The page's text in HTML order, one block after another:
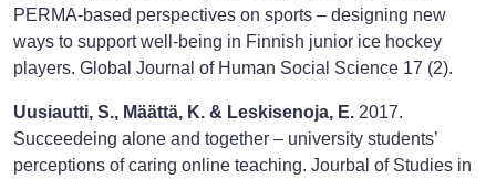
PERMA-based perspectives on sports – designing new
ways to support well-being in Finnish junior ice hockey
players. Global Journal of Human Social Science 17 (2).
Uusiautti, S., Määttä, K. & Leskisenoja, E. 2017.
Succeedeing alone and together – university students’
perceptions of caring online teaching. Jourbal of Studies in